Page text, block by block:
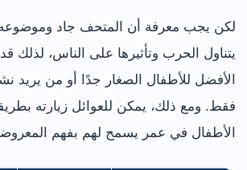
لكن يجب معرفة أن المتحف جاد
يتناول الحرب وتأثيرها على الناس، لذلك قد
الأفضل للأطفال الصغار جدًا أو من يريد
فقط. ومع ذلك، يمكن للعوائل زيارته
الأطفال في عمر يسمح لهم بفهم